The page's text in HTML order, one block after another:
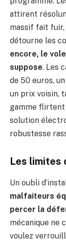
attirent
massif fait fuir,
détourne les
encore, le
suppose. Les
de 50 euros,
un prix voisin,
gamme flirtent
solution
robustesse
Les limites
Un oubli
malfaiteurs
percer la
mécanique ne
voulez